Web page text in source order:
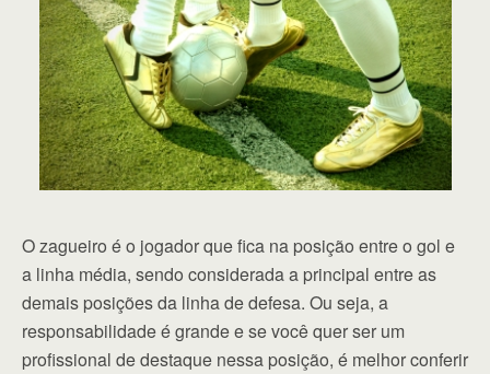
O zagueiro é o jogador que fica na posição entre o gol e
a linha média, sendo considerada a principal entre as
demais posições da linha de defesa. Ou seja, a
responsabilidade é grande e se você quer ser um
profissional de destaque nessa posição, é melhor conferir